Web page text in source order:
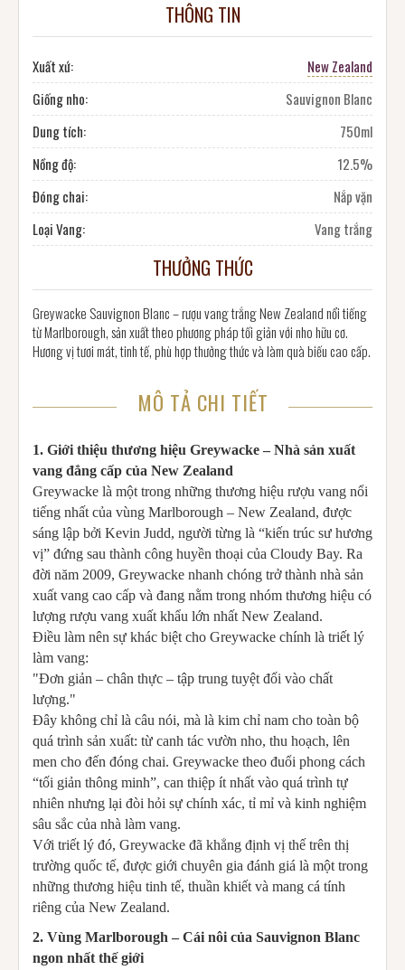
THÔNG TIN
Xuất xứ:
New Zealand
Giống nho:
Sauvignon Blanc
Dung tích:
750ml
Nồng độ:
12.5%
Đóng chai:
Nắp vặn
Loại Vang:
Vang trắng
THƯỞNG THỨC
Greywacke Sauvignon Blanc – rượu vang trắng New Zealand nổi tiếng
từ Marlborough, sản xuất theo phương pháp tối giản với nho hữu cơ.
Hương vị tươi mát, tinh tế, phù hợp thưởng thức và làm quà biếu cao cấp.
MÔ TẢ CHI TIẾT
1. Giới thiệu thương hiệu Greywacke – Nhà sản xuất
vang đẳng cấp của New Zealand
Greywacke là một trong những thương hiệu rượu vang nổi
tiếng nhất của vùng Marlborough – New Zealand, được
sáng lập bởi Kevin Judd, người từng là “kiến trúc sư hương
vị” đứng sau thành công huyền thoại của Cloudy Bay. Ra
đời năm 2009, Greywacke nhanh chóng trở thành nhà sản
xuất vang cao cấp và đang nằm trong nhóm thương hiệu có
lượng rượu vang xuất khẩu lớn nhất New Zealand.
Điều làm nên sự khác biệt cho Greywacke chính là triết lý
làm vang:
"Đơn giản – chân thực – tập trung tuyệt đối vào chất
lượng."
Đây không chỉ là câu nói, mà là kim chỉ nam cho toàn bộ
quá trình sản xuất: từ canh tác vườn nho, thu hoạch, lên
men cho đến đóng chai. Greywacke theo đuổi phong cách
“tối giản thông minh”, can thiệp ít nhất vào quá trình tự
nhiên nhưng lại đòi hỏi sự chính xác, tỉ mỉ và kinh nghiệm
sâu sắc của nhà làm vang.
Với triết lý đó, Greywacke đã khẳng định vị thế trên thị
trường quốc tế, được giới chuyên gia đánh giá là một trong
những thương hiệu tinh tế, thuần khiết và mang cá tính
riêng của New Zealand.
2. Vùng Marlborough – Cái nôi của Sauvignon Blanc
ngon nhất thế giới